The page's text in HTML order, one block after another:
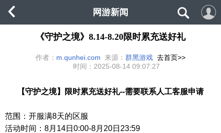
网游新闻
《守护之境》8.14-8.20限时累充送好礼
作者： m.qunhei.com 来源： 群黑游戏 去首页>>
时间： 2025-08-14 09:07:27
【守护之境】限时累充送好礼--需要联系人工客服申请
范围：开服满8天的区服
活动时间：8月14日0:00-8月20日23:59